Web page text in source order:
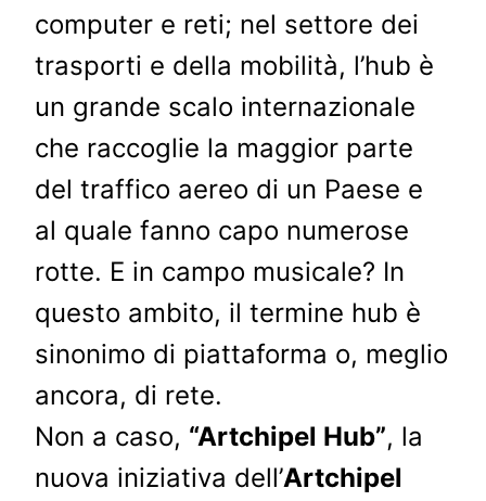
computer e reti; nel settore dei
trasporti e della mobilità, l’hub è
un grande scalo internazionale
che raccoglie la maggior parte
del traffico aereo di un Paese e
al quale fanno capo numerose
rotte. E in campo musicale? In
questo ambito, il termine hub è
sinonimo di piattaforma o, meglio
ancora, di rete.
Non a caso, “Artchipel Hub”, la
nuova iniziativa dell’Artchipel